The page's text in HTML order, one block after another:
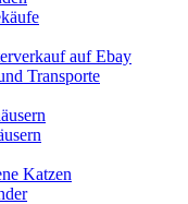
auf Ebay
Transporte
Katzen